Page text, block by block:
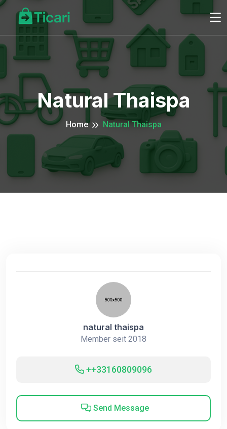
Natural Thaispa
Home Natural Thaispa
natural thaispa
Member seit 2018
++33160809096
Send Message